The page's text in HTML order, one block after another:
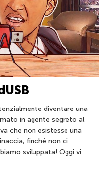
diventare una
in agente segreto al
che non esistesse una
finché non ci
sviluppata! Oggi vi